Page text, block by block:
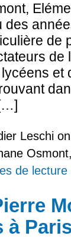
des
de
de
et
Leschi on
de lecture
à